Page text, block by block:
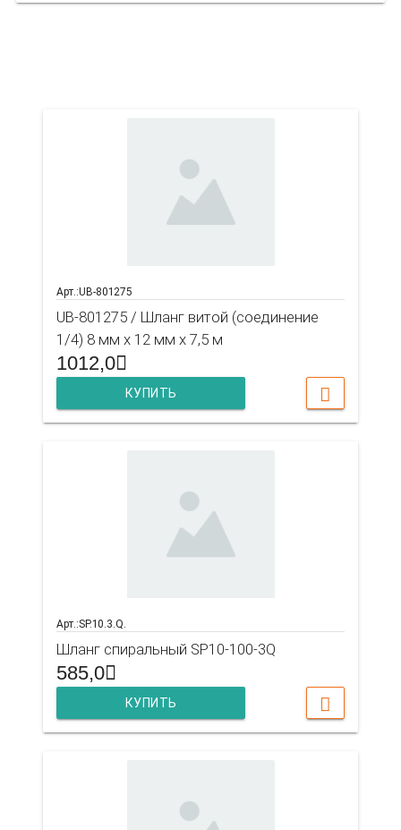
Арт.:UB-801275
UB-801275 / Шланг витой (соединение
1/4) 8 мм х 12 мм х 7,5 м
1012,0
КУПИТЬ
Арт.:SP.10.3.Q.
Шланг спиральный SP10-100-3Q
585,0
КУПИТЬ